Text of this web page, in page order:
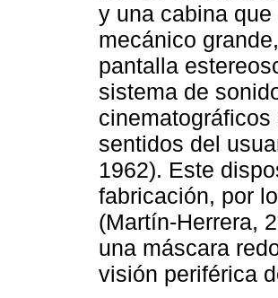
y una cabina
mecánico
pantalla
sistema de
sentidos del
1962). Este
fabricación, por
(Martín-Herrera,
una máscara
visión periférica